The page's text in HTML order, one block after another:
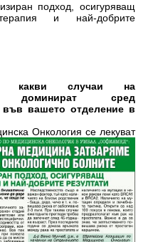
подход, осигуряващ
и най-добрите
случаи на
доминират сред
във вашето отделение в
Онкология се лекуват